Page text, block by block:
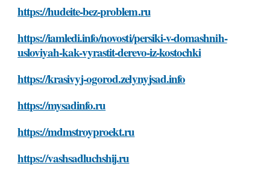
https://hudeite-bez-problem.ru
https://iamledi.info/novosti/persiki-v-domashnih-
usloviyah-kak-vyrastit-derevo-iz-kostochki
https://krasivyj-ogorod.zelynyjsad.info
https://mysadinfo.ru
https://mdmstroyproekt.ru
https://vashsadluchshij.ru